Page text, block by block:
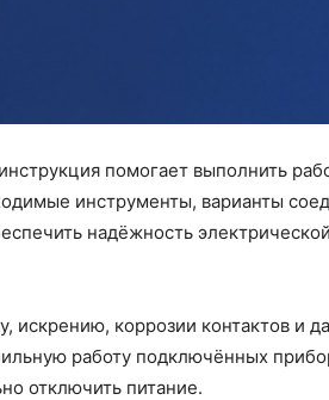
помогает выполнить
инструменты, варианты
надёжность
коррозии контактов и
работу подключённых
отключить питание.